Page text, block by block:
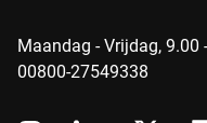
Maandag - Vrijdag, 9.00
00800-27549338